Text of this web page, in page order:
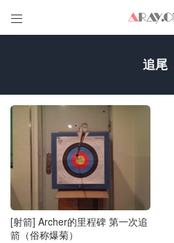

追尾
[射箭] Archer的里程碑 第一次追
箭（俗称爆菊）